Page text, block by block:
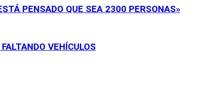
PENSADO QUE SEA 2300 PERSONAS»
VEHÍCULOS